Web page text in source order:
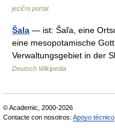
jezični portal
Šala — ist: Šaľa, eine
eine mesopotamische
Verwaltungsgebiet in der
Deutsch Wikipedia
© Academic, 2000-2026
Contacte con nosotros: Apoyo técnico